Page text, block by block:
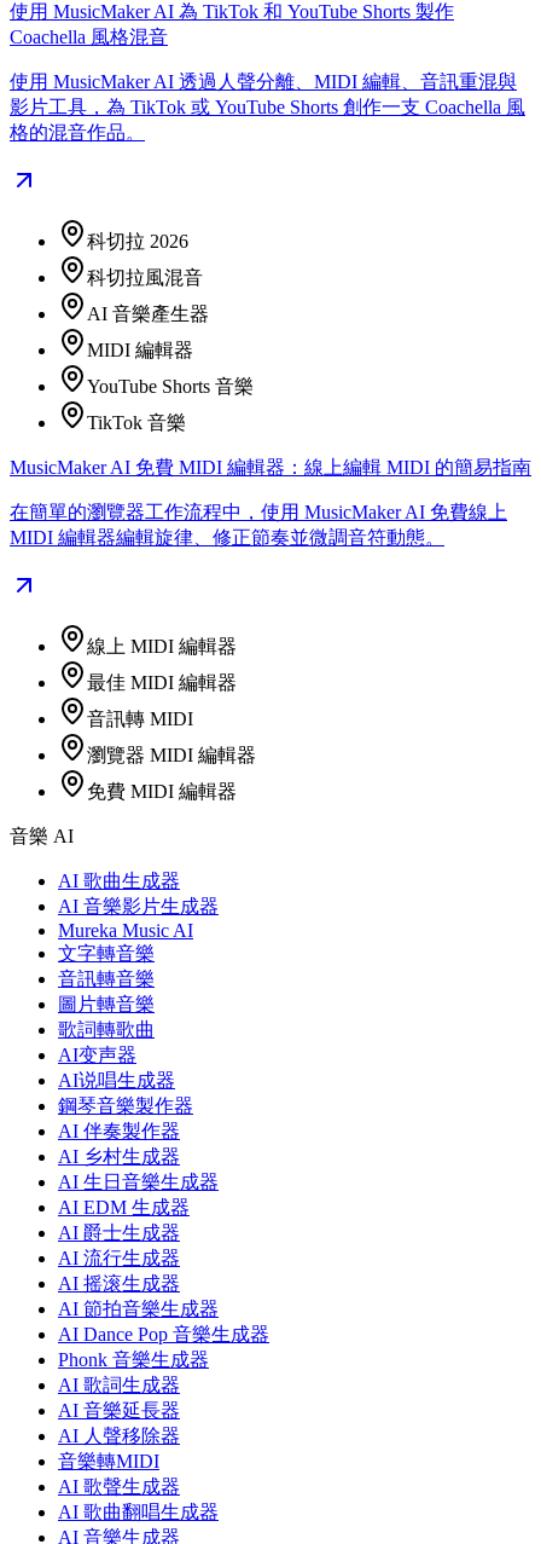
使用 MusicMaker AI 為 TikTok 和 YouTube Shorts 製作
Coachella 風格混音
使用 MusicMaker AI 透過人聲分離、MIDI 編輯、音訊重混與
影片工具，為 TikTok 或 YouTube Shorts 創作一支 Coachella 風
格的混音作品。
科切拉 2026
科切拉風混音
AI 音樂產生器
MIDI 編輯器
YouTube Shorts 音樂
TikTok 音樂
MusicMaker AI 免費 MIDI 編輯器：線上編輯 MIDI 的簡易指南
在簡單的瀏覽器工作流程中，使用 MusicMaker AI 免費線上
MIDI 編輯器編輯旋律、修正節奏並微調音符動態。
線上 MIDI 編輯器
最佳 MIDI 編輯器
音訊轉 MIDI
瀏覽器 MIDI 編輯器
免費 MIDI 編輯器
音樂 AI
AI 歌曲生成器
AI 音樂影片生成器
Mureka Music AI
文字轉音樂
音訊轉音樂
圖片轉音樂
歌詞轉歌曲
AI变声器
AI说唱生成器
鋼琴音樂製作器
AI 伴奏製作器
AI 乡村生成器
AI 生日音樂生成器
AI EDM 生成器
AI 爵士生成器
AI 流行生成器
AI 摇滚生成器
AI 節拍音樂生成器
AI Dance Pop 音樂生成器
Phonk 音樂生成器
AI 歌詞生成器
AI 音樂延長器
AI 人聲移除器
音樂轉MIDI
AI 歌聲生成器
AI 歌曲翻唱生成器
AI 音樂生成器